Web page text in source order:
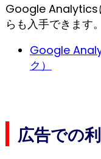
Google Analytics
らも入手できます。
Google
ク）
広告での